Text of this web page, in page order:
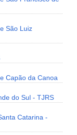
São Luiz
Capão da Canoa
do Sul - TJRS
Catarina -